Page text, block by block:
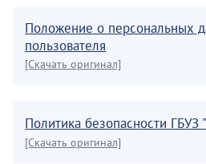
Положение о персональных
пользователя
[Скачать оригинал]
Политика безопасности
[Скачать оригинал]